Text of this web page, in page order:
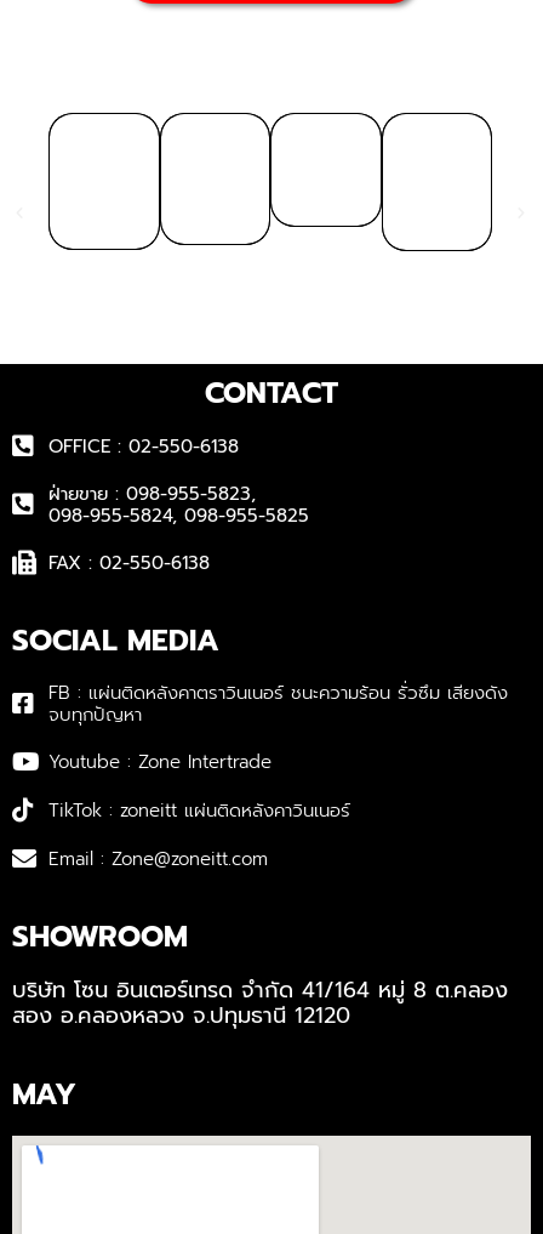
CONTACT
OFFICE : 02-550-6138
ฝ่ายขาย : 098-955-5823,
098-955-5824, 098-955-5825
FAX : 02-550-6138
SOCIAL MEDIA
FB : แผ่นติดหลังคาตราวินเนอร์ ชนะความร้อน รั่วซึม เสียงดัง
จบทุกปัญหา
Youtube : Zone Intertrade
TikTok : zoneitt แผ่นติดหลังคาวินเนอร์
Email : Zone@zoneitt.com
SHOWROOM
บริษัท โซน อินเตอร์เทรด จำกัด 41/164 หมู่ 8 ต.คลอง
สอง อ.คลองหลวง จ.ปทุมธานี 12120
MAY